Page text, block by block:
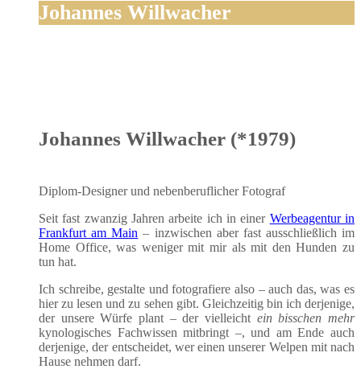
Johannes Willwacher
Johannes Willwacher (*1979)
Diplom-Desi­gner und neben­be­ruf­li­cher Fotograf
Seit fast zwan­zig Jah­ren arbei­te ich in einer Wer­be­agen­tur in
Frank­furt am Main – inzwi­schen aber fast aus­schließ­lich im
Home Office, was weni­ger mit mir als mit den Hun­den zu
tun hat.
Ich schrei­be, gestal­te und foto­gra­fie­re also – auch das, was es
hier zu lesen und zu sehen gibt. Gleich­zei­tig bin ich der­je­ni­ge,
der unse­re Wür­fe plant – der viel­leicht ein biss­chen mehr
kyno­lo­gi­sches Fach­wis­sen mit­bringt –, und am Ende auch
der­je­ni­ge, der ent­schei­det, wer einen unse­rer Wel­pen mit nach
Hau­se neh­men darf.